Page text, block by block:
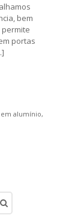
bem
portas
alumínio